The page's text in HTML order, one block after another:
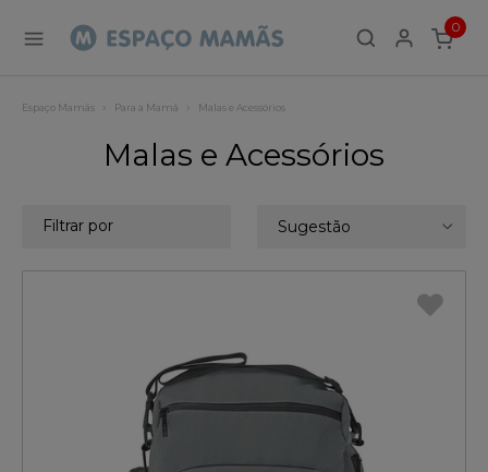
0
ITEMS
Espaço Mamãs Para a Mamã Malas e Acessórios
Malas e Acessórios
Sugestão
Filtrar por